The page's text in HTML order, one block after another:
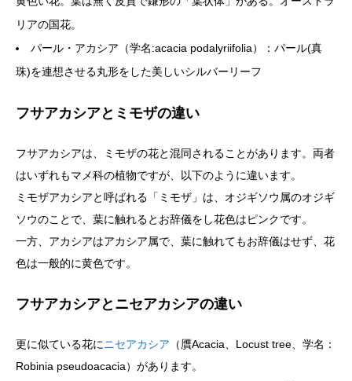
リアの国花。
パール・アカシア（学名:acacia podalyriifolia）：パール(真
珠)を連想させる丸形をした美しいシルバーリーフ
フサアカシアとミモザの違い
フサアカシアは、ミモザの花と混同されることがあります。両者
はいずれもマメ科の植物ですが、以下のように違います。
ミモザアカシアと呼ばれる「ミモザ」は、オジギソウ属のオジギ
ソウのことで、葉に触れるとお辞儀をし花色はピンクです。
一方、アカシアはアカシア属で、葉に触れてもお辞儀はせず、花
色は一般的に黄色です。
フサアカシアとニセアカシアの違い
更に似ている花にニセアカシア （贋Acacia、Locust tree、学名：
Robinia pseudoacacia）があります。